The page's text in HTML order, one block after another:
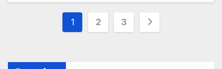
Paginação
posts
1 2 3